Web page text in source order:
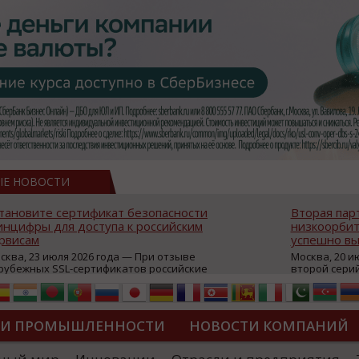
НОВОСТИ
сертификат безопасности
для доступа к российским
23 июля 2026 года — При отзыве
SSL-сертификатов российские
могут некорректно открываться в
браузерах (Google Chrome,
Edge и др.), а соединение с сервисами
ресурсы уже сообщили о
недоступности и ошибках при
из-за отзывов сертификатов
Вторая
успешно
Москва, 20
второй
аппаратов,
масштабной
интернет с
из
«Экономика
ПРОМЫШЛЕННОСТИ НОВОСТИ КОМПАНИЙ